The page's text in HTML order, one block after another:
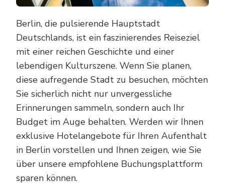
Berlin, die pulsierende Hauptstadt
Deutschlands, ist ein faszinierendes Reiseziel
mit einer reichen Geschichte und einer
lebendigen Kulturszene. Wenn Sie planen,
diese aufregende Stadt zu besuchen, möchten
Sie sicherlich nicht nur unvergessliche
Erinnerungen sammeln, sondern auch Ihr
Budget im Auge behalten. Werden wir Ihnen
exklusive Hotelangebote für Ihren Aufenthalt
in Berlin vorstellen und Ihnen zeigen, wie Sie
über unsere empfohlene Buchungsplattform
sparen können.